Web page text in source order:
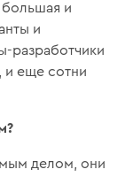
и
и
разработчики
и еще сотни
делом, они